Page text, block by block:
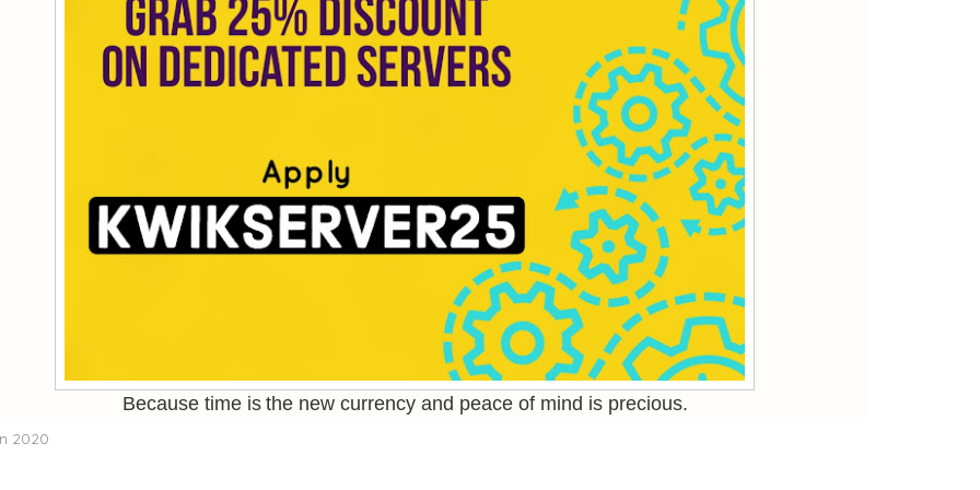
Because time is the new currency and peace of mind is precious.
2020